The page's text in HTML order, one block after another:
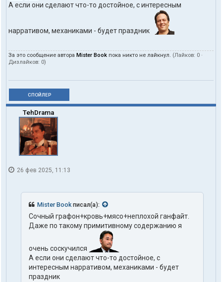
А если они сделают что-то достойное, с интересным
нарративом, механиками - будет праздник
За это сообщение автора Mister Book пока никто не лайкнул. (Лайков: 0 ·
Дизлайков: 0)
СПОЙЛЕР
TehDrama
26 фев 2025, 11:13
Mister Bookписал(а):
Сочный графон+кровь+мясо+неплохой ганфайт.
Даже по такому примитивному содержанию я
очень соскучился
А если они сделают что-то достойное, с
интересным нарративом, механиками - будет
праздник